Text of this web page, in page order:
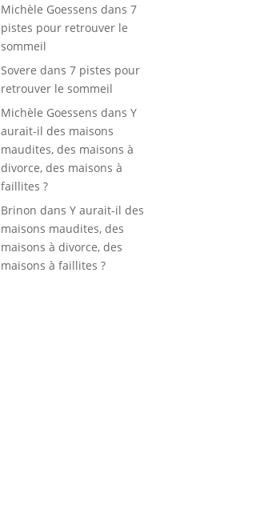
Michèle Goessens dans7
pistes pour retrouver le
sommeil
Sovere dans7 pistes pour
retrouver le sommeil
Michèle Goessens dansY
aurait-il des maisons
maudites, des maisons à
divorce, des maisons à
faillites ?
Brinon dansY aurait-il des
maisons maudites, des
maisons à divorce, des
maisons à faillites ?